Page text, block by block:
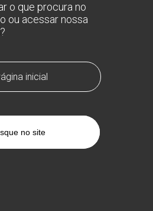
o que procura no
ou acessar nossa
inicial